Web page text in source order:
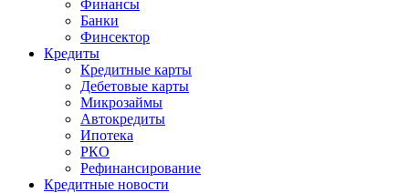
Финансы
Банки
Финсектор
Кредиты
Кредитные карты
Дебетовые карты
Микрозаймы
Автокредиты
Ипотека
РКО
Рефинансирование
Кредитные новости